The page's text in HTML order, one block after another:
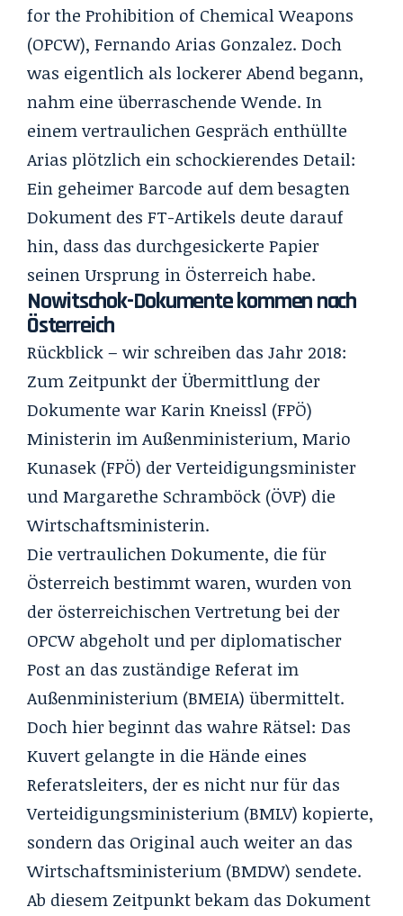
for the Prohibition of Chemical Weapons
(OPCW), Fernando Arias Gonzalez. Doch
was eigentlich als lockerer Abend begann,
nahm eine überraschende Wende. In
einem vertraulichen Gespräch enthüllte
Arias plötzlich ein schockierendes Detail:
Ein geheimer Barcode auf dem besagten
Dokument des FT-Artikels deute darauf
hin, dass das durchgesickerte Papier
seinen Ursprung in Österreich habe.
Nowitschok-Dokumente kommen nach
Österreich
Rückblick – wir schreiben das Jahr 2018:
Zum Zeitpunkt der Übermittlung der
Dokumente war Karin Kneissl (FPÖ)
Ministerin im Außenministerium, Mario
Kunasek (FPÖ) der Verteidigungsminister
und Margarethe Schramböck (ÖVP) die
Wirtschaftsministerin.
Die vertraulichen Dokumente, die für
Österreich bestimmt waren, wurden von
der österreichischen Vertretung bei der
OPCW abgeholt und per diplomatischer
Post an das zuständige Referat im
Außenministerium (BMEIA) übermittelt.
Doch hier beginnt das wahre Rätsel: Das
Kuvert gelangte in die Hände eines
Referatsleiters, der es nicht nur für das
Verteidigungsministerium (BMLV) kopierte,
sondern das Original auch weiter an das
Wirtschaftsministerium (BMDW) sendete.
Ab diesem Zeitpunkt bekam das Dokument